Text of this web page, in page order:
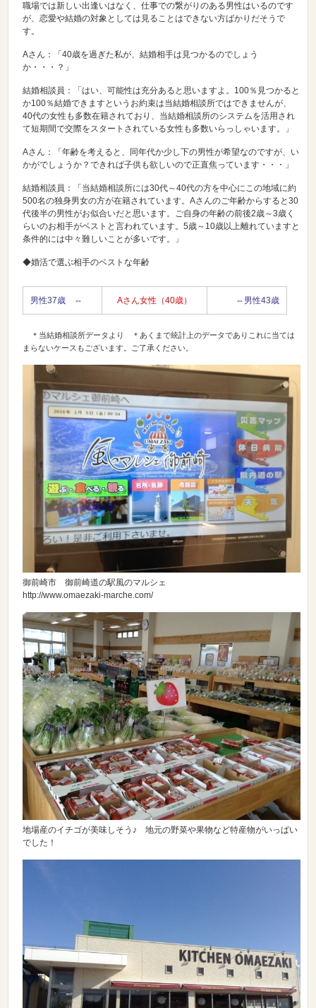
職場では新しい出逢いはなく、仕事での繋がりのある男性はいるのです
が、恋愛や結婚の対象としては見ることはできない方ばかりだそうで
す。
Aさん：「40歳を過ぎた私が、結婚相手は見つかるのでしょう
か・・・？」
結婚相談員：「はい、可能性は充分あると思いますよ。100％見つかると
か100％結婚できますというお約束は当結婚相談所ではできませんが、
40代の女性も多数在籍されており、当結婚相談所のシステムを活用され
て短期間で交際をスタートされている女性も多数いらっしゃいます。」
Aさん：「年齢を考えると、同年代か少し下の男性が希望なのですが、い
かがでしょうか？できれば子供も欲しいので正直焦っています・・・」
結婚相談員：「当結婚相談所には30代～40代の方を中心にこの地域に約
500名の独身男女の方が在籍されています。Aさんのご年齢からすると30
代後半の男性がお似合いだと思います。ご自身の年齢の前後2歳～3歳く
らいのお相手がベストと言われています。5歳～10歳以上離れていますと
条件的には中々難しいことが多いです。」
◆婚活で選ぶ相手のベストな年齢
男性37歳 ⇔ Aさん女性（40歳） ⇔男性43歳
＊当結婚相談所データより ＊あくまで統計上のデータでありこれに当ては
まらないケースもございます。ご了承ください。
御前崎市 御前崎道の駅風のマルシェ
http://www.omaezaki-marche.com/
地場産のイチゴが美味しそう♪ 地元の野菜や果物など特産物がいっぱい
でした！